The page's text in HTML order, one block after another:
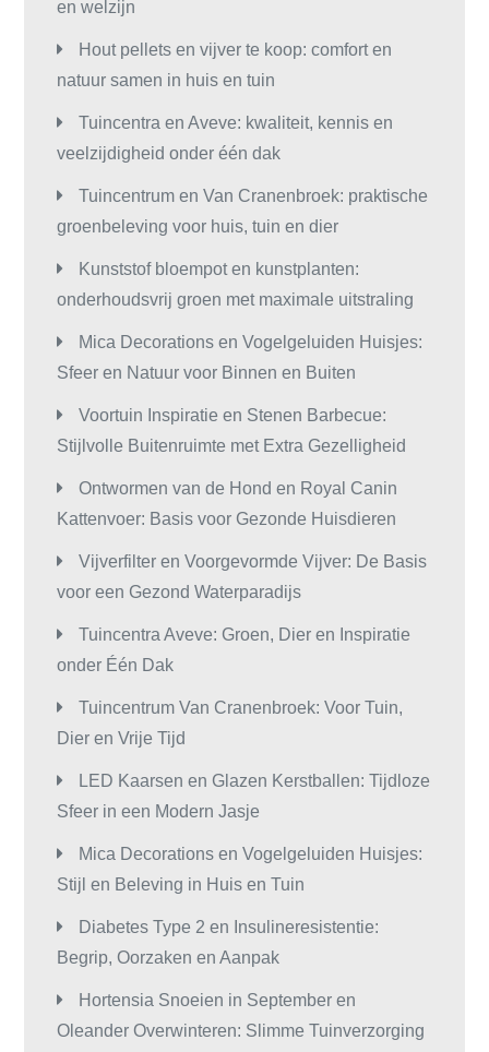
en welzijn
Hout pellets en vijver te koop: comfort en
natuur samen in huis en tuin
Tuincentra en Aveve: kwaliteit, kennis en
veelzijdigheid onder één dak
Tuincentrum en Van Cranenbroek: praktische
groenbeleving voor huis, tuin en dier
Kunststof bloempot en kunstplanten:
onderhoudsvrij groen met maximale uitstraling
Mica Decorations en Vogelgeluiden Huisjes:
Sfeer en Natuur voor Binnen en Buiten
Voortuin Inspiratie en Stenen Barbecue:
Stijlvolle Buitenruimte met Extra Gezelligheid
Ontwormen van de Hond en Royal Canin
Kattenvoer: Basis voor Gezonde Huisdieren
Vijverfilter en Voorgevormde Vijver: De Basis
voor een Gezond Waterparadijs
Tuincentra Aveve: Groen, Dier en Inspiratie
onder Één Dak
Tuincentrum Van Cranenbroek: Voor Tuin,
Dier en Vrije Tijd
LED Kaarsen en Glazen Kerstballen: Tijdloze
Sfeer in een Modern Jasje
Mica Decorations en Vogelgeluiden Huisjes:
Stijl en Beleving in Huis en Tuin
Diabetes Type 2 en Insulineresistentie:
Begrip, Oorzaken en Aanpak
Hortensia Snoeien in September en
Oleander Overwinteren: Slimme Tuinverzorging